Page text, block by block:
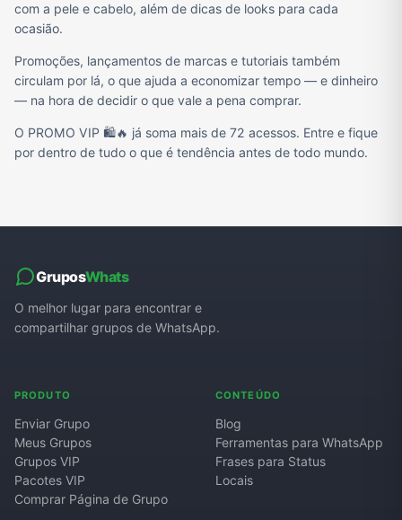
com a pele e cabelo, além de dicas de looks para cada
ocasião.
Promoções, lançamentos de marcas e tutoriais também
circulam por lá, o que ajuda a economizar tempo — e dinheiro
— na hora de decidir o que vale a pena comprar.
O PROMO VIP 🛍️🔥 já soma mais de 72 acessos. Entre e fique
por dentro de tudo o que é tendência antes de todo mundo.
GruposWhats
O melhor lugar para encontrar e
compartilhar grupos de WhatsApp.
PRODUTO
Enviar Grupo
Meus Grupos
Grupos VIP
Pacotes VIP
Comprar Página de Grupo
CONTEÚDO
Blog
Ferramentas para WhatsApp
Frases para Status
Locais